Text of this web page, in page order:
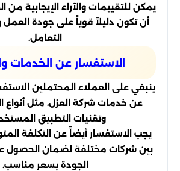
يمكن للتقييمات والآراء الإيجابية من
أن تكون دليلاً قوياً على جودة العمل
التعامل.
الاستفسار عن الخدمات
ينبغي على العملاء المحتملين
عن خدمات شركة العزل، مثل أنواع
وتقنيات التطبيق
يجب الاستفسار أيضاً عن التكلفة
بين شركات مختلفة لضمان الحصول
الجودة بسعر مناسب.